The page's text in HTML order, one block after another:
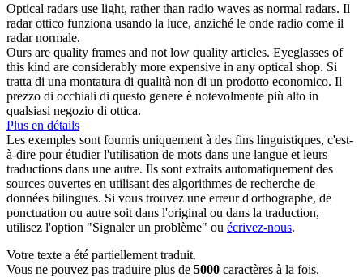
Optical radars use light, rather than radio waves as normal radars. Il
radarottico funziona usando la luce, anziché le onde radio come il
radar normale.
Ours are quality frames and not low quality articles. Eyeglasses of
this kind are considerably more expensive in any optical shop. Si
tratta di una montatura di qualità non di un prodotto economico. Il
prezzo di occhiali di questo genere è notevolmente più alto in
qualsiasi negozio di ottica.
Plus en détails
Les exemples sont fournis uniquement à des fins linguistiques, c'est-
à-dire pour étudier l'utilisation de mots dans une langue et leurs
traductions dans une autre. Ils sont extraits automatiquement des
sources ouvertes en utilisant des algorithmes de recherche de
données bilingues. Si vous trouvez une erreur d'orthographe, de
ponctuation ou autre soit dans l'original ou dans la traduction,
utilisez l'option "Signaler un problème" ou écrivez-nous.
Votre texte a été partiellement traduit.
Vous ne pouvez pas traduire plus de 5000 caractères à la fois.